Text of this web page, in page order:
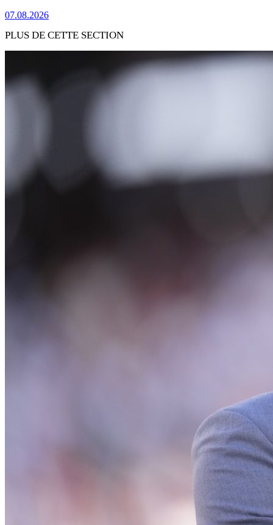
07.08.2026
PLUS DE CETTE SECTION